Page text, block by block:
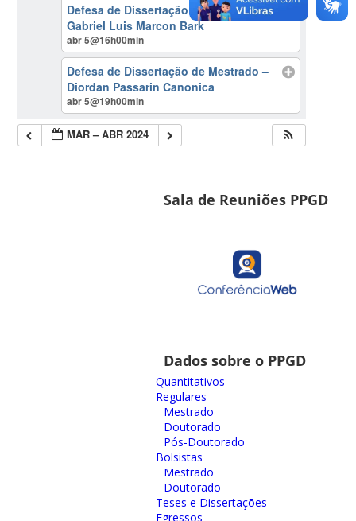
Defesa de Dissertação de Mestrado –
Gabriel Luis Marcon Bark
abr 5@16h00min
Defesa de Dissertação de Mestrado –
Diordan Passarin Canonica
abr 5@19h00min
MAR – ABR 2024
Sala de Reuniões PPGD
Dados sobre o PPGD
Quantitativos
Regulares
Mestrado
Doutorado
Pós-Doutorado
Bolsistas
Mestrado
Doutorado
Teses e Dissertações
Egressos